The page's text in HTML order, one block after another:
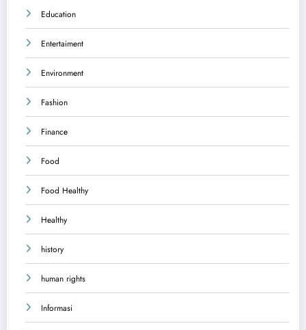
Education
Entertaiment
Environment
Fashion
Finance
Food
Food Healthy
Healthy
history
human rights
Informasi